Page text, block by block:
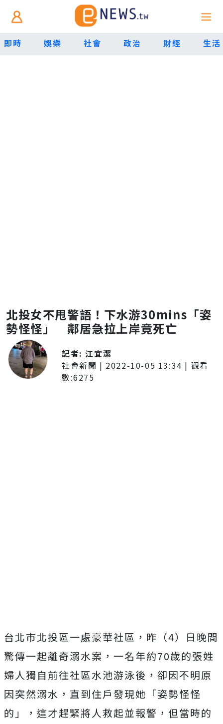
即時 娛樂 社會 政治 財經 生活
北投女不甩警語！下水游30mins「姿
勢怪怪」 鄰居急拉上岸竟死亡
記者:江宜潔
社會新聞 | 2022-10-05 13:34 | 觀看
數:6275
台北市北投區一處豪華社區，昨（4）日晚間
驚傳一起離奇溺水案，一名年約70歲的張姓
婦人獨自前往社區水池游泳後，卻因不明原
因突然溺水，直到住戶發現她「姿勢怪怪
的」，這才趕緊將人救起並報警，但當時的